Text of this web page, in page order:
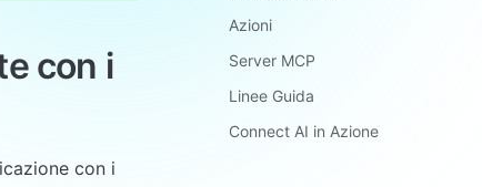
con i
con i
Azioni
Server MCP
Linee Guida
Connect AI in Azione